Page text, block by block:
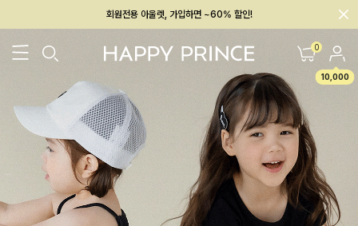
멤버십 최대 28,000원 혜택
0
10,000
26SS 신상 BEST BABY[6~12M] 아우터/상의 하의/레깅스